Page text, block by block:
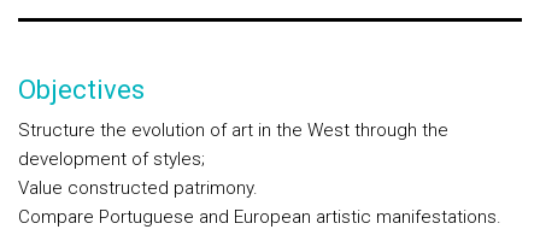
Objectives
Structure the evolution of art in the West through the
development of styles;
Value constructed patrimony.
Compare Portuguese and European artistic manifestations.